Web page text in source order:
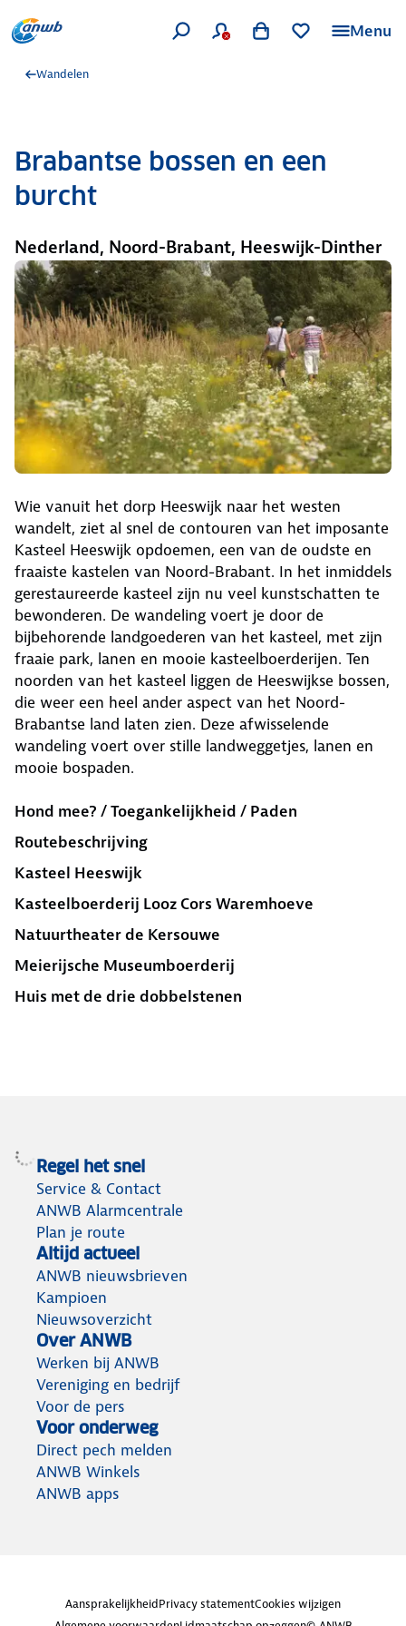
Menu
Wandelen
Brabantse bossen en een
burcht
Nederland, Noord-Brabant, Heeswijk-Dinther
Wie vanuit het dorp Heeswijk naar het westen
wandelt, ziet al snel de contouren van het imposante
Kasteel Heeswijk opdoemen, een van de oudste en
fraaiste kastelen van Noord-Brabant. In het inmiddels
gerestaureerde kasteel zijn nu veel kunstschatten te
bewonderen. De wandeling voert je door de
bijbehorende landgoederen van het kasteel, met zijn
fraaie park, lanen en mooie kasteelboerderijen. Ten
noorden van het kasteel liggen de Heeswijkse bossen,
die weer een heel ander aspect van het Noord-
Brabantse land laten zien. Deze afwisselende
wandeling voert over stille landweggetjes, lanen en
mooie bospaden.
Hond mee? / Toegankelijkheid / Paden
Routebeschrijving
Kasteel Heeswijk
Kasteelboerderij Looz Cors Waremhoeve
Natuurtheater de Kersouwe
Meierijsche Museumboerderij
Huis met de drie dobbelstenen
Regel het snel
Service & Contact
ANWB Alarmcentrale
Plan je route
Altijd actueel
ANWB nieuwsbrieven
Kampioen
Nieuwsoverzicht
Over ANWB
Werken bij ANWB
Vereniging en bedrijf
Voor de pers
Voor onderweg
Direct pech melden
ANWB Winkels
ANWB apps
AansprakelijkheidPrivacy statementCookies wijzigen